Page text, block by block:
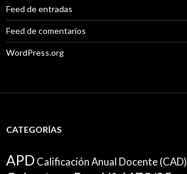
Feed de entradas
Feed de comentarios
WordPress.org
CATEGORÍAS
APD Calificación Anual Docente (CAD)